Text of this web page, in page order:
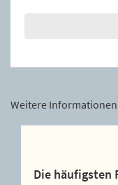
Weitere
Die häufigsten